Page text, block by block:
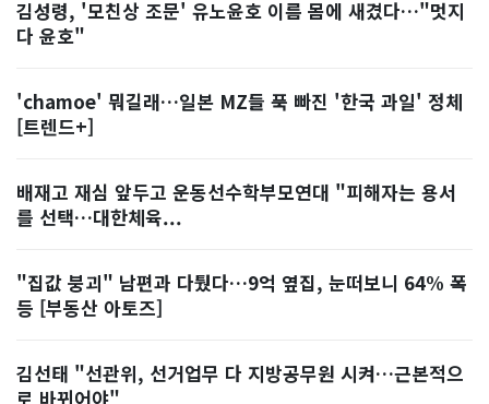
김성령, '모친상 조문' 유노윤호 이름 몸에 새겼다…"멋지
다 윤호"
'chamoe' 뭐길래…일본 MZ들 푹 빠진 '한국 과일' 정체
[트렌드+]
배재고 재심 앞두고 운동선수학부모연대 "피해자는 용서
를 선택…대한체육...
"집값 붕괴" 남편과 다퉜다…9억 옆집, 눈떠보니 64% 폭
등 [부동산 아토즈]
김선태 "선관위, 선거업무 다 지방공무원 시켜…근본적으
로 바뀌어야"